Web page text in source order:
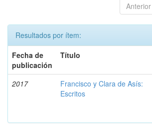
Anterior
Resultados por ítem:
Fecha de
publicación
Título
2017
Francisco y Clara de Asís:
Escritos